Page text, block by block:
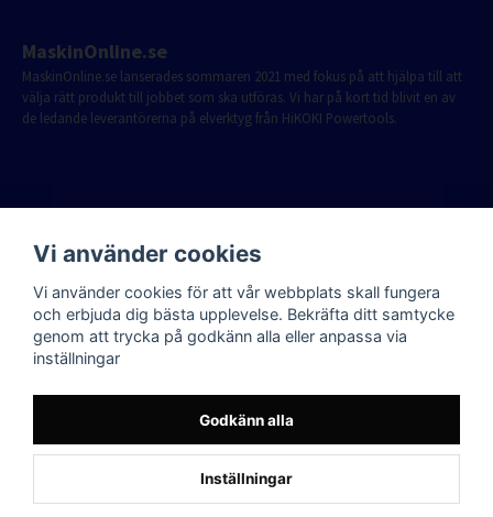
MaskinOnline.se
MaskinOnline.se lanserades sommaren 2021 med fokus på att hjälpa till att
välja rätt produkt till jobbet som ska utföras. Vi har på kort tid blivit en av
de ledande leverantörerna på elverktyg från HiKOKI Powertools.
Powered by Nyehandel AB
Vi använder cookies
Vi använder cookies för att vår webbplats skall fungera
och erbjuda dig bästa upplevelse. Bekräfta ditt samtycke
genom att trycka på godkänn alla eller anpassa via
inställningar
Godkänn alla
Inställningar